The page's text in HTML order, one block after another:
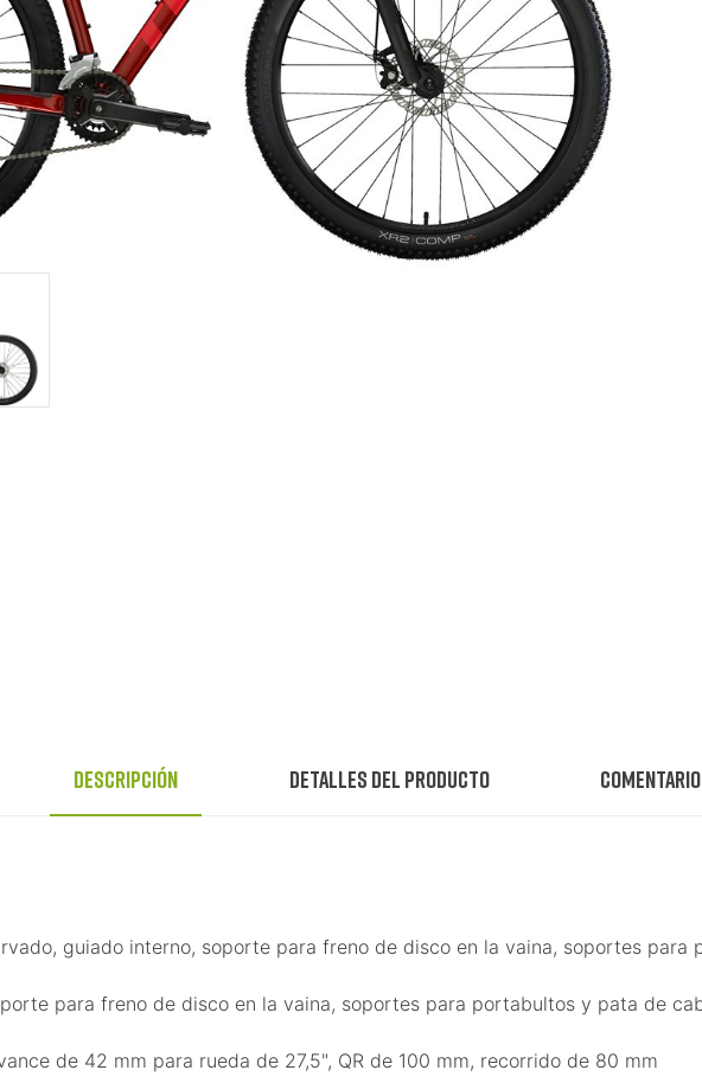
Descripción Detalles del producto
guiado interno, soporte para freno de disco en la vaina, soportes
para freno de disco en la vaina, soportes para portabultos y pata de
de 42 mm para rueda de 27,5", QR de 100 mm, recorrido de 80 mm